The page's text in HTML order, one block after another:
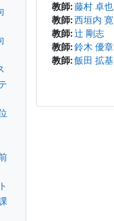
教師:藤村 卓也
教師:西垣内 寛
教師:辻 剛志
教師:鈴木 優章
教師:飯田 拡基